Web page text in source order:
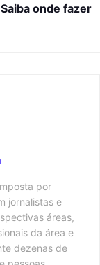
onde fazer
por
jornalistas e
áreas,
da área e
dezenas de